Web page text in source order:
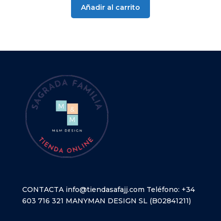
original
era:
actual
es:
Añadir al carrito
CONTACTA info@tiendasafajj.com Teléfono: +34
603 716 321 MANYMAN DESIGN SL (B02841211)